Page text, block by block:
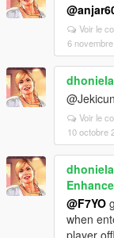
Voir le
6
Voir le
10 octobre
@F7YO
when
player